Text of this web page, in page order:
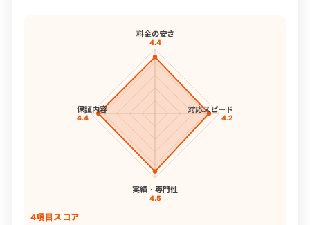
料金の安さ
4.4
対応スピード
4.2
実績・専門性
4.5
保証内容
4.4
4項目スコア